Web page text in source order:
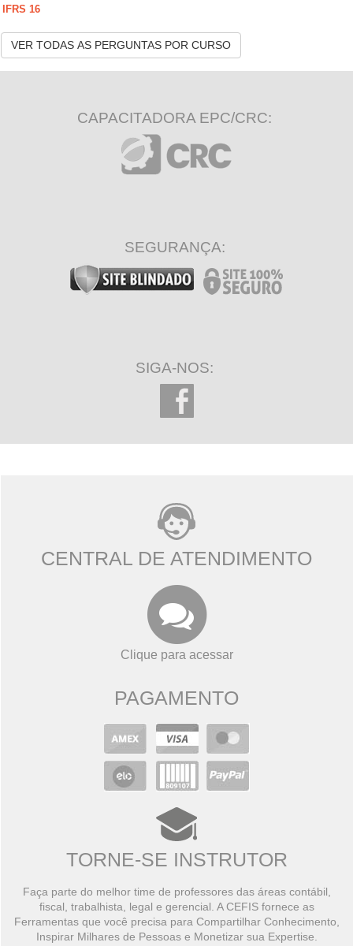
IFRS 16
VER TODAS AS PERGUNTAS POR CURSO
CAPACITADORA EPC/CRC:
SEGURANÇA:
SIGA-NOS:
CENTRAL DE ATENDIMENTO
Clique para acessar
PAGAMENTO
TORNE-SE INSTRUTOR
Faça parte do melhor time de professores das áreas contábil,
fiscal, trabalhista, legal e gerencial. A CEFIS fornece as
Ferramentas que você precisa para Compartilhar Conhecimento,
Inspirar Milhares de Pessoas e Monetizar sua Expertise.